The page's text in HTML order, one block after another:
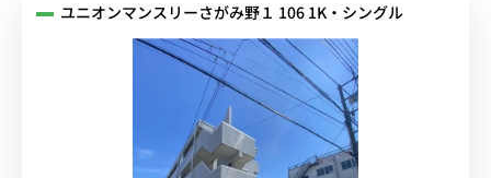
ユニオンマンスリーさがみ野１ 106 1K・シングル